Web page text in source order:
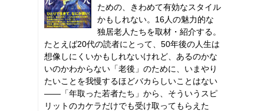
ための、きわめて有効なスタイル
かもしれない。16人の魅力的な
独居老人たちを取材・紹介する。
たとえば20代の読者にとって、50年後の人生は
想像しにくいかもしれないけれど、あるのかな
いのかわからない「老後」のために、いまやり
たいことを我慢するほどバカらしいことはない
――「年取った若者たち」から、そういうスピ
リットのカケラだけでも受け取ってもらえた